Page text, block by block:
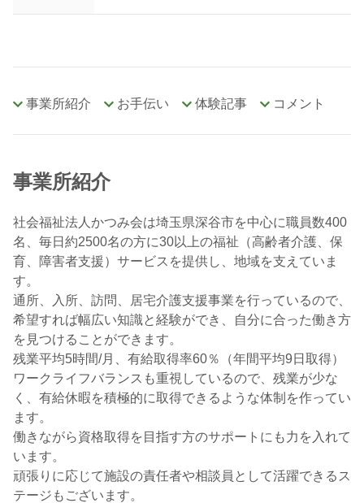
事業所紹介 お手伝い 体験記事 コメント
事業所紹介
社会福祉法人かつみ会は埼玉県深谷市を中心に職員数400
名、毎日約2500名の方に30以上の福祉（高齢者介護、保
育、障害者支援）サービスを提供し、地域を支えていま
す。
通所、入所、訪問、居宅介護支援事業を行っているので、
希望すれば幅広い知識と経験ができ、自分に合った働き方
を見つけることができます。
残業平均5時間/月、有給取得率60％（年間平均9日取得）
ワークライフバランスも重視しているので、残業が少な
く、有給休暇を積極的に取得できるような体制を作ってい
ます。
働きながら資格取得を目指す方のサポートにも力を入れて
います。
頑張りに応じて施設の責任者や相談員として活躍できるス
テージもございます。